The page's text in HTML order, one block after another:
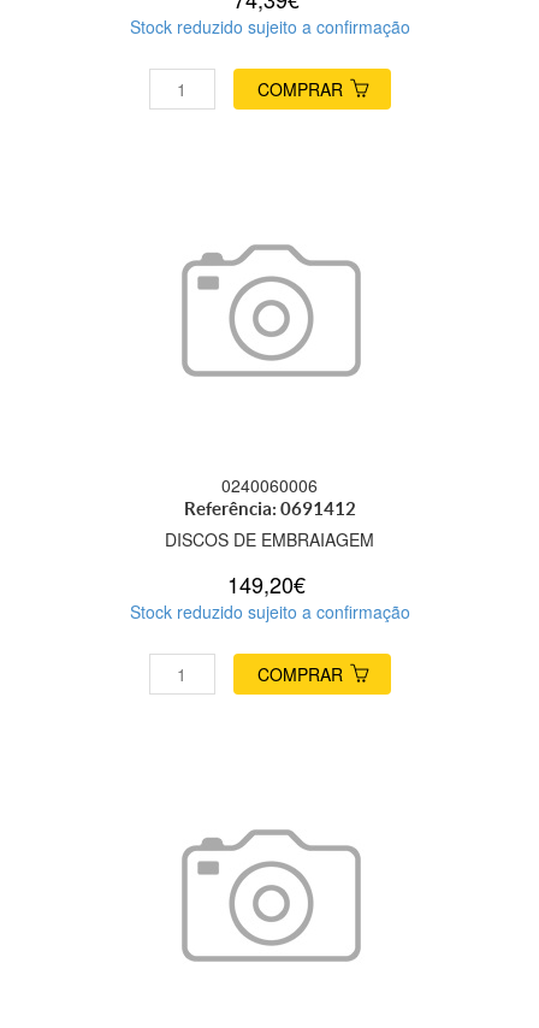
Stock reduzido sujeito a confirmação
COMPRAR
0240060006
Referência: 0691412
DISCOS DE EMBRAIAGEM
149,20€
Stock reduzido sujeito a confirmação
COMPRAR